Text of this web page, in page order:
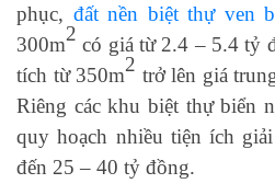
phục, đất nền biệt thự ven
300m2 có giá từ 2.4 – 5.4 tỷ
tích từ 350m2 trở lên giá
Riêng các khu biệt thự biển
quy hoạch nhiều tiện ích
đến 25 – 40 tỷ đồng.